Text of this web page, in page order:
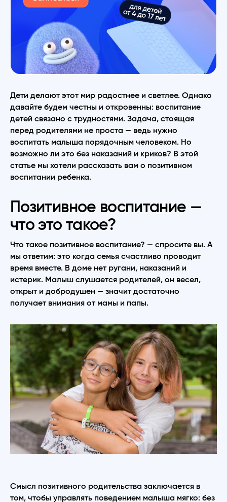
Дети делают этот мир радостнее и светлее. Однако
давайте будем честны и откровенны: воспитание
детей связано с трудностями. Задача, стоящая
перед родителями не проста — ведь нужно
воспитать малыша порядочным человеком. Но
возможно ли это без наказаний и криков? В этой
статье мы хотели рассказать вам о позитивном
воспитании ребенка.
Позитивное воспитание —
что это такое?
Что такое позитивное воспитание? — спросите вы. А
мы ответим: это когда семья счастливо проводит
время вместе. В доме нет ругани, наказаний и
истерик. Малыш слушается родителей, он весел,
открыт и добродушен — значит достаточно
получает внимания от мамы и папы.
Смысл позитивного родительства заключается в
том, чтобы управлять поведением малыша мягко: без